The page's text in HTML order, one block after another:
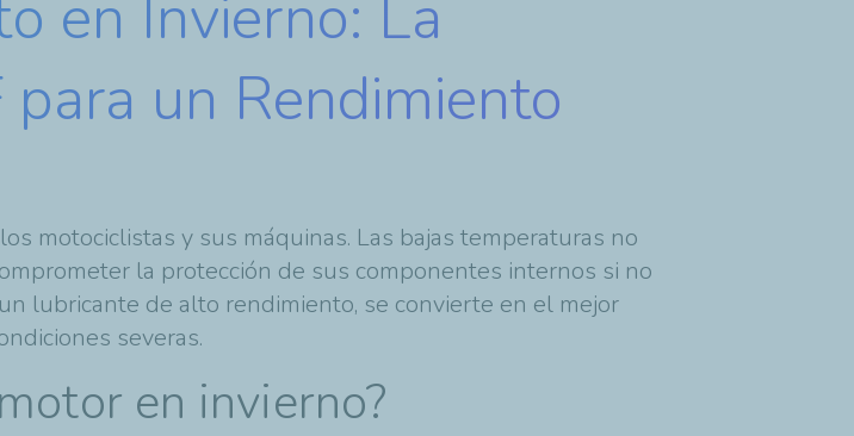
en Invierno: La
un Rendimiento
motociclistas y sus máquinas. Las bajas temperaturas no
la protección de sus componentes internos si no
lubricante de alto rendimiento, se convierte en el mejor
severas.
en invierno?